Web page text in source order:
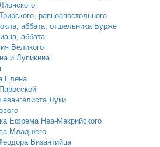
равноапостольного
аббата, отшельника Бурже
аббата
Великого
и Лупикина
Елена
Луки
Ефрема Неа-Макрийского
Младшего
Византийца